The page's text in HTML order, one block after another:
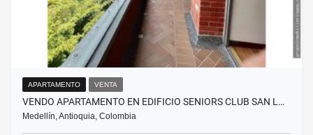
APARTAMENTO VENTA
VENDO APARTAMENTO EN EDIFICIO SENIORS CLUB SAN L…
Medellín, Antioquia, Colombia